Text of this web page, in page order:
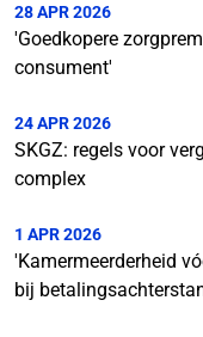
28 APR 2026
'Goedkopere
consument'
24 APR 2026
SKGZ: regels voor
complex
1 APR 2026
'Kamermeerderheid
bij